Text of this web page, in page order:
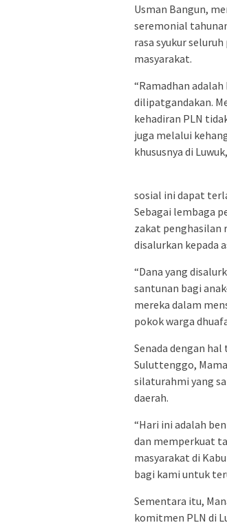
Usman Bangun,
seremonial
rasa syukur
masyarakat.
“Ramadhan
dilipatgandakan.
kehadiran PLN
juga melalui
khususnya di
sosial ini dapat
Sebagai lembaga
zakat penghasilan
disalurkan kepada
“Dana yang
santunan bagi
mereka dalam
pokok warga
Senada dengan
Suluttenggo,
silaturahmi yang
daerah.
“Hari ini adalah
dan memperkuat
masyarakat di
bagi kami untuk
Sementara itu,
komitmen PLN di